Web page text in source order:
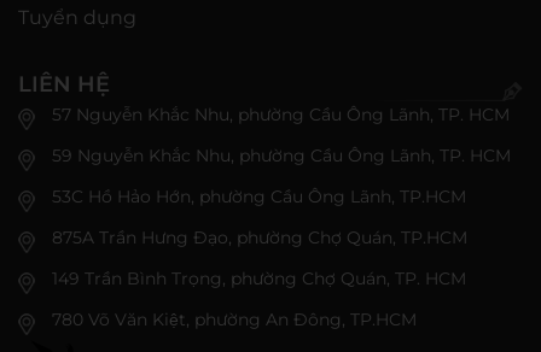
Tuyển dụng
LIÊN HỆ
57 Nguyễn Khắc Nhu, phường Cầu Ông Lãnh, TP. HCM
59 Nguyễn Khắc Nhu, phường Cầu Ông Lãnh, TP. HCM
53C Hồ Hảo Hớn, phường Cầu Ông Lãnh, TP.HCM
875A Trần Hưng Đạo, phường Chợ Quán, TP.HCM
149 Trần Bình Trọng, phường Chợ Quán, TP. HCM
780 Võ Văn Kiệt, phường An Đông, TP.HCM